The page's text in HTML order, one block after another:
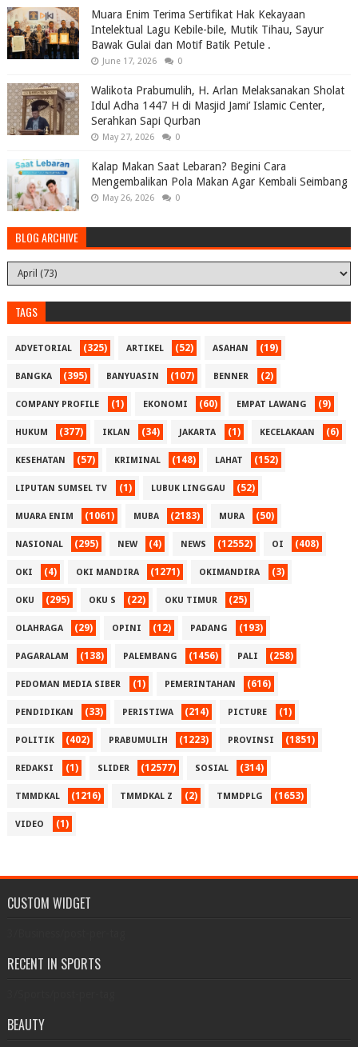
Muara Enim Terima Sertifikat Hak Kekayaan
Intelektual Lagu Kebile-bile, Mutik Tihau, Sayur
Bawak Gulai dan Motif Batik Petule .
June 17, 2026 0
Walikota Prabumulih, H. Arlan Melaksanakan Sholat
Idul Adha 1447 H di Masjid Jami’ Islamic Center,
Serahkan Sapi Qurban
May 27, 2026 0
Kalap Makan Saat Lebaran? Begini Cara
Mengembalikan Pola Makan Agar Kembali Seimbang
May 26, 2026 0
BLOG ARCHIVE
TAGS
ADVETORIAL (325) ARTIKEL (52) ASAHAN (19)
BANGKA (395) BANYUASIN (107) BENNER (2)
COMPANY PROFILE (1) EKONOMI (60) EMPAT LAWANG (9)
HUKUM (377) IKLAN (34) JAKARTA (1) KECELAKAAN (6)
KESEHATAN (57) KRIMINAL (148) LAHAT (152)
LIPUTAN SUMSEL TV (1) LUBUK LINGGAU (52)
MUARA ENIM (1061) MUBA (2183) MURA (50)
NASIONAL (295) NEW (4) NEWS (12552) OI (408)
OKI (4) OKI MANDIRA (1271) OKIMANDIRA (3)
OKU (295) OKU S (22) OKU TIMUR (25)
OLAHRAGA (29) OPINI (12) PADANG (193)
PAGARALAM (138) PALEMBANG (1456) PALI (258)
PEDOMAN MEDIA SIBER (1) PEMERINTAHAN (616)
PENDIDIKAN (33) PERISTIWA (214) PICTURE (1)
POLITIK (402) PRABUMULIH (1223) PROVINSI (1851)
REDAKSI (1) SLIDER (12577) SOSIAL (314)
TMMDKAL (1216) TMMDKAL Z (2) TMMDPLG (1653)
VIDEO (1)
CUSTOM WIDGET
RECENT IN SPORTS
BEAUTY